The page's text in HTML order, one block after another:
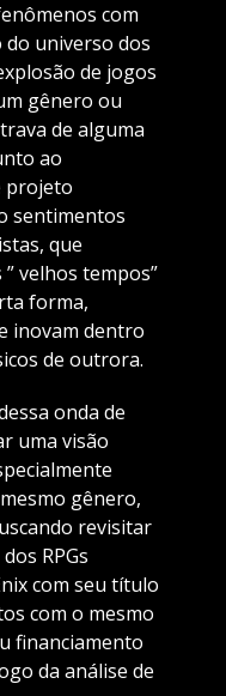
com
universo dos
de jogos
gênero ou
de alguma
ao
projeto
sentimentos
que
velhos tempos”
forma,
inovam dentro
de outrora.
onda de
uma visão
gênero,
revisitar
RPGs
com seu título
com o mesmo
financiamento
da análise de